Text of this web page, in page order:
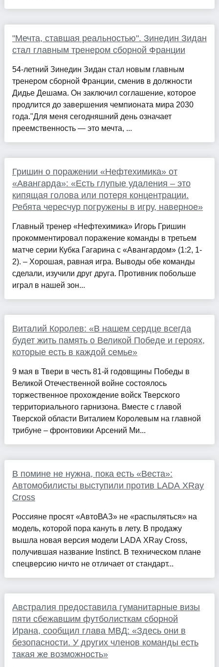
"Мечта, ставшая реальностью". Зинедин Зидан
стал главным тренером сборной Франции
54-летний Зинедин Зидан стал новым главным
тренером сборной Франции, сменив в должности
Дидье Дешама. Он заключил соглашение, которое
продлится до завершения чемпионата мира 2030
года."Для меня сегодняшний день означает
преемственность — это мечта, ...
Гришин о поражении «Нефтехимика» от
«Авангарда»: «Есть глупые удаления – это
кипящая голова или потеря концентрации.
Ребята чересчур погружены в игру, наверное»
Главный тренер «Нефтехимика» Игорь Гришин
прокомментировал поражение команды в третьем
матче серии Кубка Гагарина с «Авангардом» (1:2, 1-
2). – Хорошая, равная игра. Выводы обе команды
сделали, изучили друг друга. Противник побольше
играл в нашей зон...
Виталий Королев: «В нашем сердце всегда
будет жить память о Великой Победе и героях,
которые есть в каждой семье»
9 мая в Твери в честь 81-й годовщины Победы в
Великой Отечественной войне состоялось
торжественное прохождение войск Тверского
территориального гарнизона. Вместе с главой
Тверской области Виталием Королевым на главной
трибуне – фронтовики Арсений Ми...
В помине не нужна, пока есть «Веста»:
Автомобилисты выступили против LADA XRay
Cross
Россияне просят «АвтоВАЗ» не «распыляться» на
модель, которой пора кануть в лету. В продажу
вышла новая версия модели LADA XRay Cross,
получившая название Instinct. В техническом плане
спецверсию ничто не отличает от стандарт...
Австралия предоставила гуманитарные визы
пяти сбежавшим футболисткам сборной
Ирана, сообщил глава МВД: «Здесь они в
безопасности. У других членов команды есть
такая же возможность»